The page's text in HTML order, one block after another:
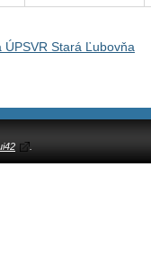
ÚPSVR Stará Ľubovňa